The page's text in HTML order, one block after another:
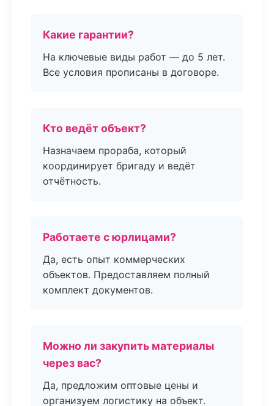
Какие гарантии?
На ключевые виды работ — до 5 лет.
Все условия прописаны в договоре.
Кто ведёт объект?
Назначаем прораба, который
координирует бригаду и ведёт
отчётность.
Работаете с юрлицами?
Да, есть опыт коммерческих
объектов. Предоставляем полный
комплект документов.
Можно ли закупить материалы
через вас?
Да, предложим оптовые цены и
организуем логистику на объект.